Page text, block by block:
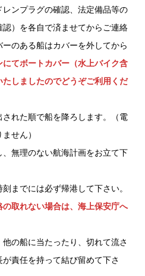
ンプラグの確認、法定備品等の
）を各自で済ませてからご連絡
のある船はカバーを外してから
にてボートカバー（水上バイク含
しましたのでどうぞご利用くだ
れた順で船を降ろします。（電
せん）
無理のない航海計画をお立て下
までには必ず帰港して下さい。
取れない場合は、海上保安庁へ
の船に当たったり、切れて流さ
責任を持って結び留めて下さ